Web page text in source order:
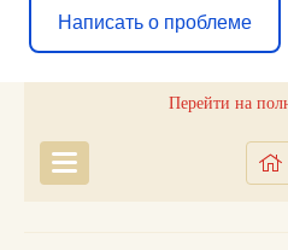
Написать о проблеме
Перейти на